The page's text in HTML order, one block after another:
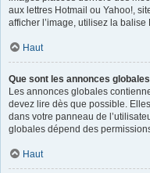
aux lettres Hotmail ou Yahoo!,
afficher l’image, utilisez la balise
Haut
Que sont les annonces
Les annonces globales
devez lire dès que possible.
dans votre panneau de
globales dépend des
Haut